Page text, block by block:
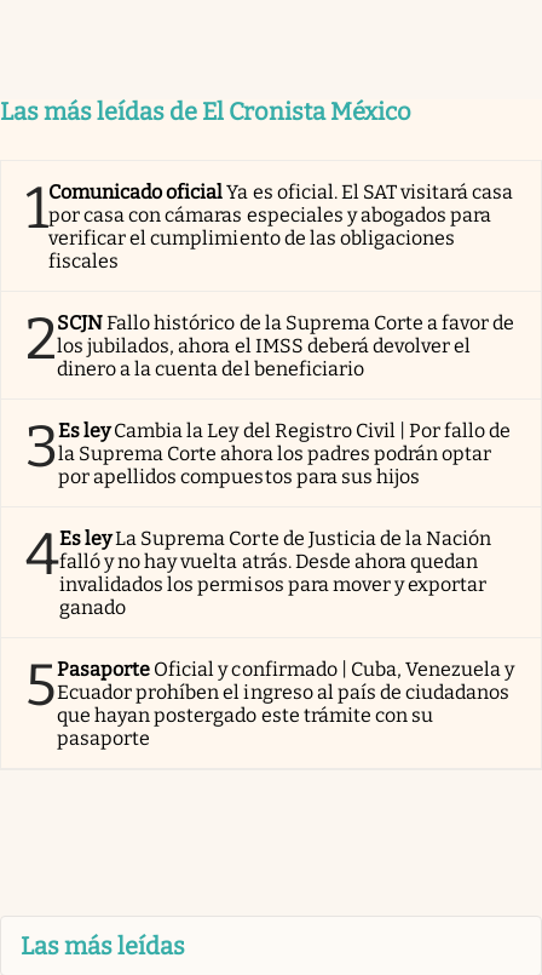
Las más leídas de El Cronista México
1Comunicado oficialYa es oficial. El SAT visitará casa
por casa con cámaras especiales y abogados para
verificar el cumplimiento de las obligaciones
fiscales
2SCJNFallo histórico de la Suprema Corte a favor de
los jubilados, ahora el IMSS deberá devolver el
dinero a la cuenta del beneficiario
3Es ley Cambia la Ley del Registro Civil | Por fallo de
la Suprema Corte ahora los padres podrán optar
por apellidos compuestos para sus hijos
4Es leyLa Suprema Corte de Justicia de la Nación
falló y no hay vuelta atrás. Desde ahora quedan
invalidados los permisos para mover y exportar
ganado
5Pasaporte Oficial y confirmado | Cuba, Venezuela y
Ecuador prohíben el ingreso al país de ciudadanos
que hayan postergado este trámite con su
pasaporte
Las más leídas